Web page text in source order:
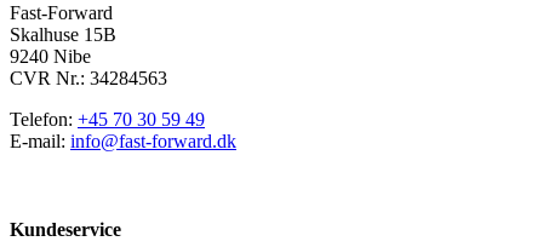
Fast-Forward
Skalhuse 15B
9240 Nibe
CVR Nr.: 34284563
Telefon: +45 70 30 59 49
E-mail: info@fast-forward.dk
Kundeservice